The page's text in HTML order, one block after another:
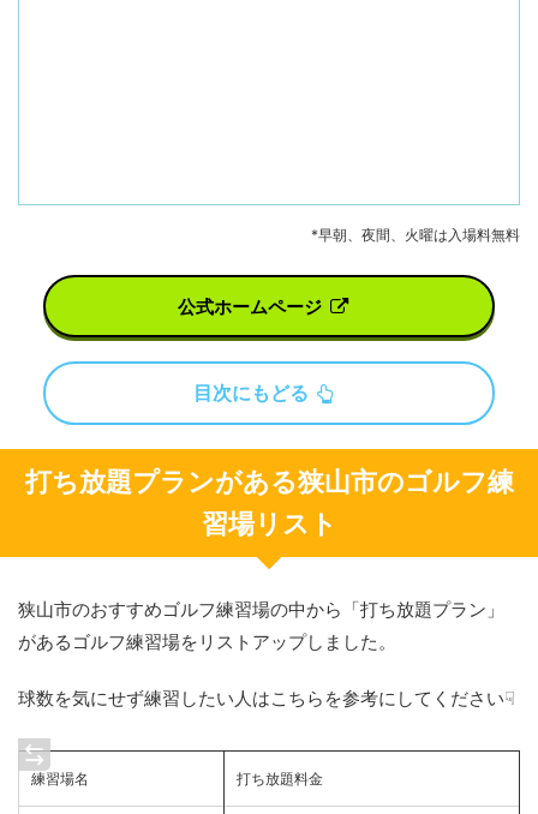
*早朝、夜間、火曜は入場料無料
公式ホームページ
目次にもどる
打ち放題プランがある狭山市のゴルフ練
習場リスト
狭山市のおすすめゴルフ練習場の中から「打ち放題プラン」
があるゴルフ練習場をリストアップしました。
球数を気にせず練習したい人はこちらを参考にしてください☟
練習場名 打ち放題料金